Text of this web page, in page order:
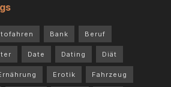
Bank Beruf
Date Dating Diät
Erotik Fahrzeug